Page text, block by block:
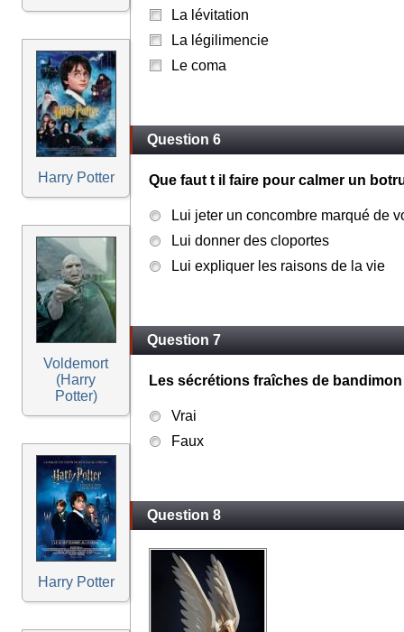
Harry Potter
Voldemort
(Harry
Potter)
Harry Potter
La lévitation
La légilimencie
Le coma
Question 6
Que faut t il faire pour calmer un
Lui jeter un concombre marqué de
Lui donner des cloportes
Lui expliquer les raisons de la vie
Question 7
Les sécrétions fraîches de
Vrai
Faux
Question 8